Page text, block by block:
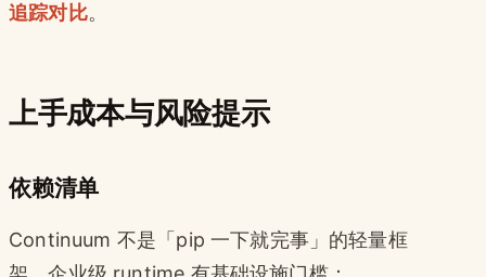
追踪对比。
上手成本与风险提示
依赖清单
Continuum 不是「pip 一下就完事」的轻量框